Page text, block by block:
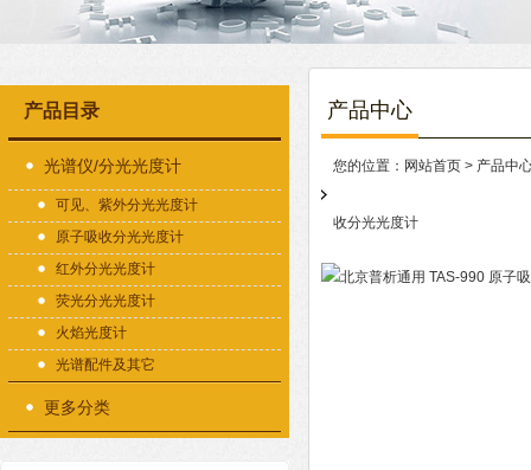
产品目录
光谱仪/分光光度计
可见、紫外分光光度计
原子吸收分光光度计
红外分光光度计
荧光分光光度计
火焰光度计
光谱配件及其它
更多分类
产品中心
您的位置： 网站首页 > 产品中
收分光光度计